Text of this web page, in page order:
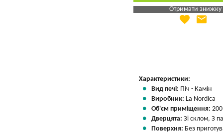
Отримати знижку
Яка Ваша ціна
favorite email
Характеристики:
Вид печі: Піч - Камін
Виробник: La Nordica
Об'єм приміщення:
Дверцята: Зі склом, З
Поверхня: Без